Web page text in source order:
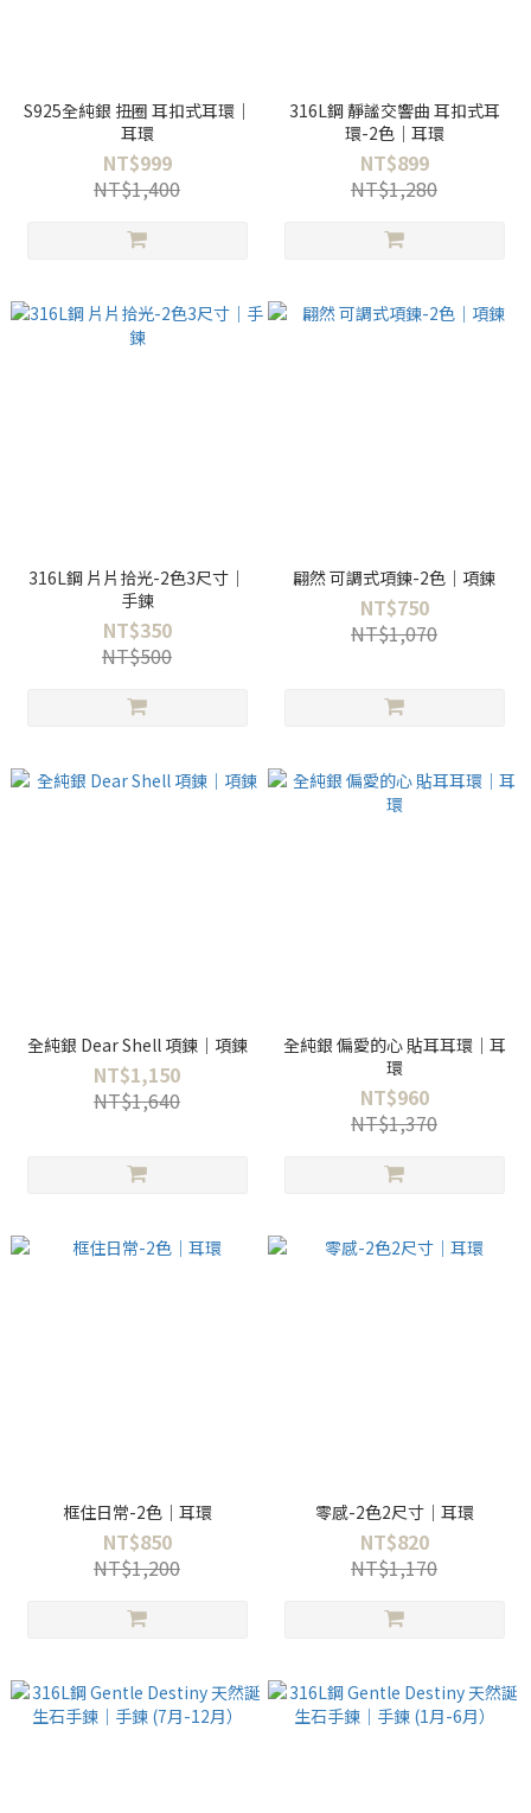
S925全純銀 扭圈 耳扣式耳環｜
耳環
NT$999
NT$1,400
316L鋼 靜謐交響曲 耳扣式耳
環-2色｜耳環
NT$899
NT$1,280
316L鋼 片片拾光-2色3尺寸｜
手鍊
NT$350
NT$500
翩然 可調式項鍊-2色｜項鍊
NT$750
NT$1,070
全純銀 Dear Shell 項鍊｜項鍊
NT$1,150
NT$1,640
全純銀 偏愛的心 貼耳耳環｜耳
環
NT$960
NT$1,370
框住日常-2色｜耳環
NT$850
NT$1,200
零感-2色2尺寸｜耳環
NT$820
NT$1,170